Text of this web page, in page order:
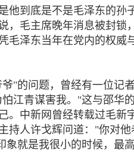
他到底是不是毛泽东的孙
，毛主席晚年消息被封锁
泽东当年在党内的权威
"的问题，曾经有一位记
江青谋害我。"这与邵华
。中新网曾经转载过毛新
持人许戈辉问道："你对他
就是我很小的时候，最